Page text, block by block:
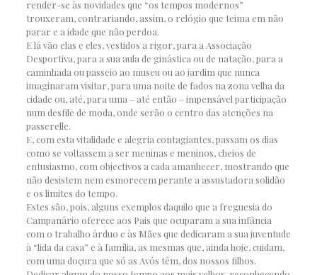
render-se às novidades que “os tempos modernos”
trouxeram, contrariando, assim, o relógio que teima em não
parar e a idade que não perdoa.
E lá vão elas e eles, vestidos a rigor, para a Associação
Desportiva, para a sua aula de ginástica ou de natação, para a
caminhada ou passeio ao museu ou ao jardim que nunca
imaginaram visitar, para uma noite de fados na zona velha da
cidade ou, até, para uma – até então – impensável participação
num desfile de moda, onde serão o centro das atenções na
passerelle.
E, com esta vitalidade e alegria contagiantes, passam os dias
como se voltassem a ser meninas e meninos, cheios de
entusiasmo, com objectivos a cada amanhecer, mostrando que
não desistem nem esmorecem perante a assustadora solidão
e os limites do tempo.
Estes são, pois, alguns exemplos daquilo que a freguesia do
Campanário oferece aos Pais que ocuparam a sua infância
com o trabalho árduo e às Mães que dedicaram a sua juventude
à “lida da casa” e à família, as mesmas que, ainda hoje, cuidam,
com uma doçura que só as Avós têm, dos nossos filhos.